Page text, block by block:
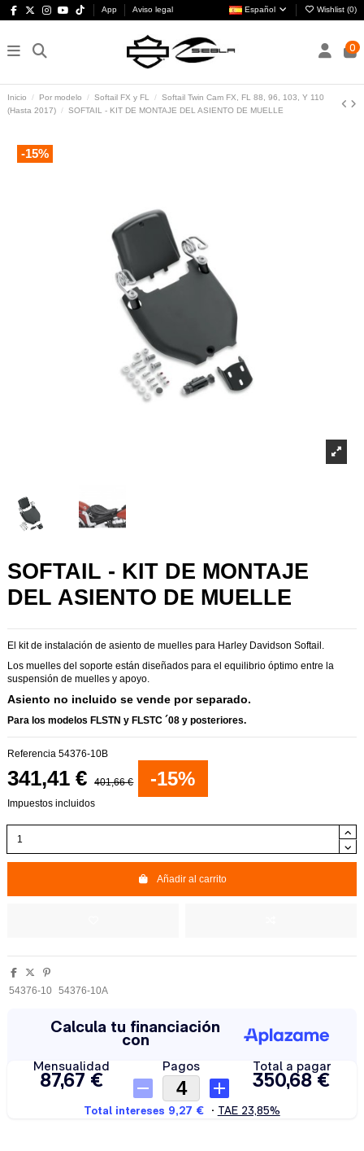
App Aviso legal Español Wishlist (0)
0
Inicio Por modelo Softail FX y FL
Softail Twin Cam FX, FL 88, 96, 103, Y 110
(Hasta 2017)
SOFTAIL - KIT DE MONTAJE DEL ASIENTO DE MUELLE
-15%
SOFTAIL - KIT DE MONTAJE
DEL ASIENTO DE MUELLE
El kit de instalación de asiento de muelles para Harley Davidson Softail.
Los muelles del soporte están diseñados para el equilibrio óptimo entre la
suspensión de muelles y apoyo.
Asiento no incluido se vende por separado.
Para los modelos FLSTN y FLSTC ´08 y posteriores.
Referencia 54376-10B
341,41 € 401,66 € -15%
Impuestos incluidos
Añadir al carrito
54376-10 54376-10A